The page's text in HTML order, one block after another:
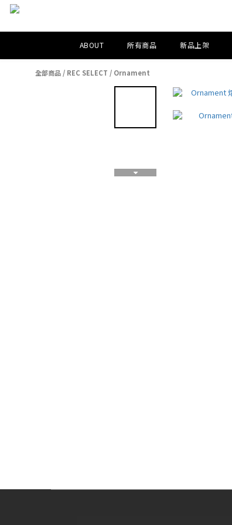
ABOUT 所有商品 新品上架
全部商品 / REC SELECT / Ornament